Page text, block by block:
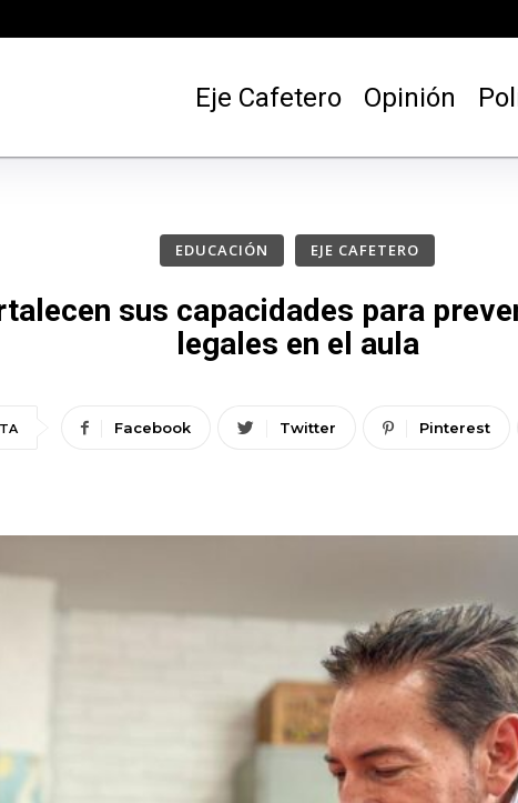
Eje Cafetero Opinión
EDUCACIÓN EJE CAFETERO
sus capacidades para
legales en el aula
Facebook Twitter Pinterest